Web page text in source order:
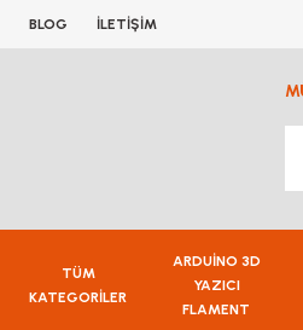
BLOG İLETİŞİM
TÜM
KATEGORİLER
ARDUİNO 3D
YAZICI
FLAMENT